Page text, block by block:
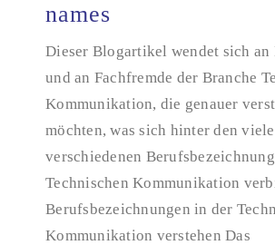
A profession with many
names
Dieser Blogartikel wendet sich an
und an Fachfremde der Branche
Kommunikation, die genauer
möchten, was sich hinter den
verschiedenen
Technischen Kommunikation
Berufsbezeichnungen in der
Kommunikation verstehen Das